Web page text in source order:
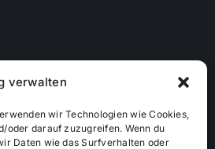
verwalten
wir Technologien wie Cookies,
oder darauf zuzugreifen. Wenn du
Daten wie das Surfverhalten oder